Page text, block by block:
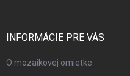
INFORMÁCIE PRE VÁS
O mozaikovej omietke